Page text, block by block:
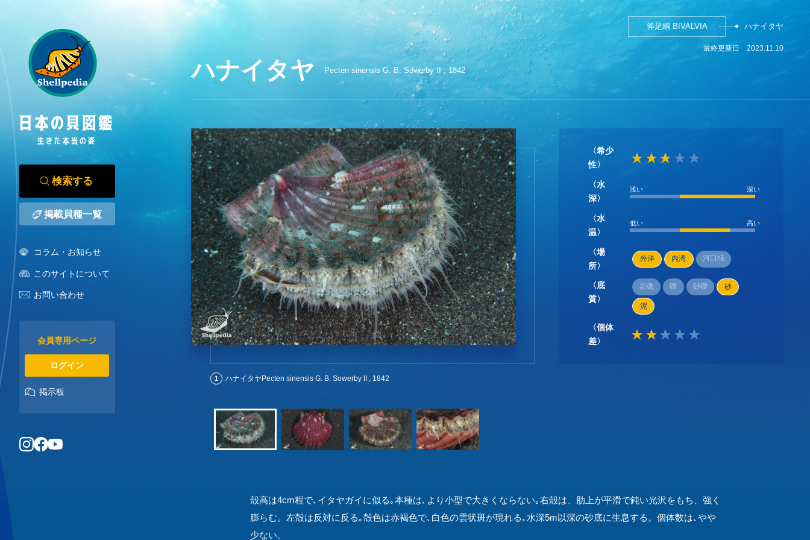
検索する
掲載貝種一覧
コラム・お知らせ
このサイトについて
お問い合わせ
会員専用ページ
ログイン
掲示板
斧足綱 BIVALVIA ハナイタヤ
最終更新日 2023.11.10
ハナイタヤ Pecten sinensis G. B. Sowerby II , 1842
〈希少
性〉
〈水
深〉
浅い 深い
〈水
温〉
低い 高い
〈場
所〉
外洋 内湾 河口域
〈底
質〉
岩礁 礫 砂礫 砂
泥
〈個体
差〉
1 ハナイタヤPecten sinensis G. B. Sowerby II , 1842
殻高は4cm程で､イタヤガイに似る｡本種は､より小型で大きくならない｡右殻は、肋上が平滑で鈍い光沢をもち、強く
膨らむ。左殻は反対に反る｡殻色は赤褐色で､白色の雲状斑が現れる｡水深5m以深の砂底に生息する。個体数は､やや
少ない。